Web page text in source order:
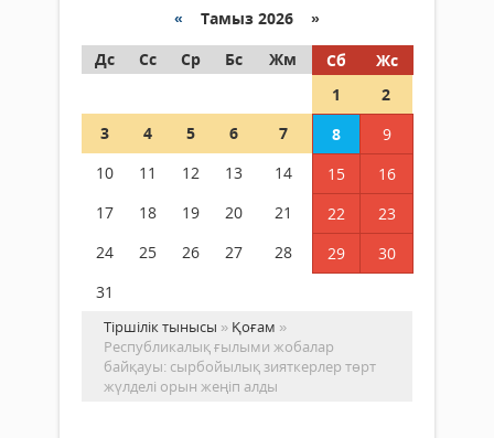
« Тамыз 2026 »
Дс
Сс Ср Бс Жм Сб
Жс
1
2
3
4 5 6 7 8
9
10
11 12 13 14 15
16
17
18 19 20 21 22
23
24
25 26 27 28 29
30
31
Тіршілік тынысы » Қоғам »
Республикалық ғылыми жобалар
байқауы: сырбойылық зияткерлер төрт
жүлделі орын жеңіп алды